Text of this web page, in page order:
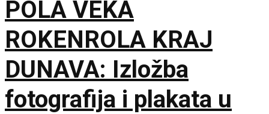
POLA VEKA
ROKENROLA KRAJ
DUNAVA: Izložba
fotografija i plakata u